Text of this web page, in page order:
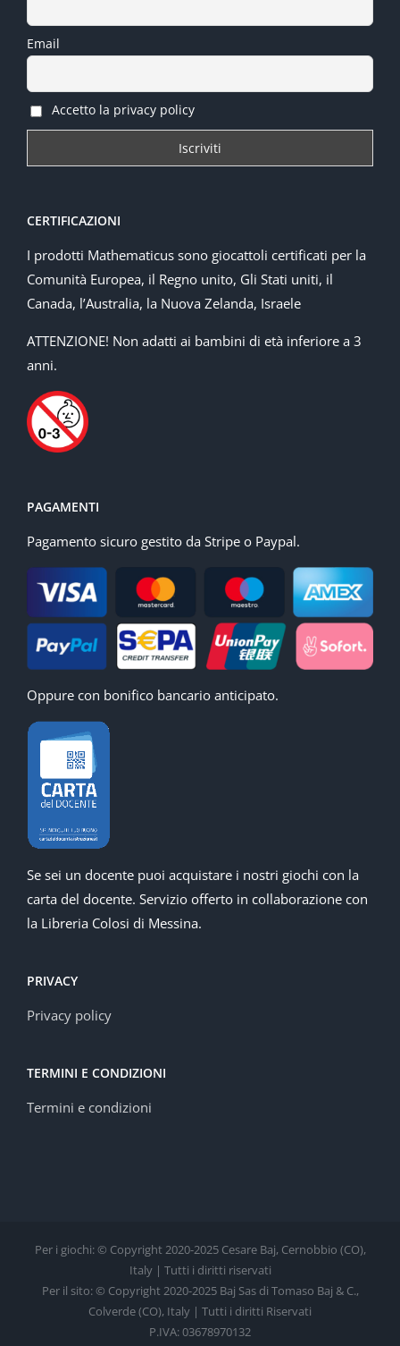
Email
Accetto la privacy policy
CERTIFICAZIONI
I prodotti Mathematicus sono giocattoli certificati per la
Comunità Europea, il Regno unito, Gli Stati uniti, il
Canada, l’Australia, la Nuova Zelanda, Israele
ATTENZIONE! Non adatti ai bambini di età inferiore a 3
anni.
PAGAMENTI
Pagamento sicuro gestito da Stripe o Paypal.
Oppure con bonifico bancario anticipato.
Se sei un docente puoi acquistare i nostri giochi con la
carta del docente. Servizio offerto in collaborazione con
la Libreria Colosi di Messina.
PRIVACY
Privacy policy
TERMINI E CONDIZIONI
Termini e condizioni
Per i giochi: © Copyright 2020-2025 Cesare Baj, Cernobbio (CO),
Italy | Tutti i diritti riservati
Per il sito: © Copyright 2020-2025 Baj Sas di Tomaso Baj & C.,
Colverde (CO), Italy | Tutti i diritti Riservati
P.IVA: 03678970132